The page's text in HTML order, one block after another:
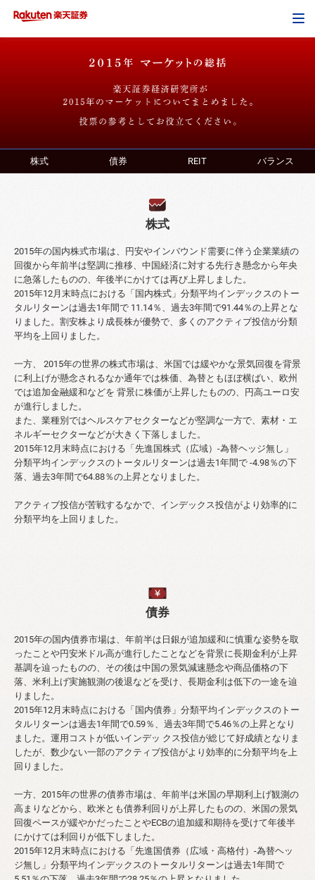
株式 債券 REIT バランス
株式
2015年の国内株式市場は、円安やインバウンド需要に伴う企業業績の
回復から年前半は堅調に推移、中国経済に対する先行き懸念から年央
に急落したものの、年後半にかけては再び上昇しました。
2015年12月末時点における「国内株式」分類平均インデックスのトー
タルリターンは過去1年間で 11.14％、過去3年間で91.44％の上昇とな
りました。割安株より成長株が優勢で、多くのアクティブ投信が分類
平均を上回りました。
一方、 2015年の世界の株式市場は、米国では緩やかな景気回復を背景
に利上げが懸念されるなか通年では株価、為替ともほぼ横ばい、欧州
では追加金融緩和などを 背景に株価が上昇したものの、円高ユーロ安
が進行しました。
また、業種別ではヘルスケアセクターなどが堅調な一方で、素材・エ
ネルギーセクターなどが大きく下落しました。
2015年12月末時点における「先進国株式（広域）-為替ヘッジ無し」
分類平均インデックスのトータルリターンは過去1年間で -4.98％の下
落、過去3年間で64.88％の上昇となりました。
アクティブ投信が苦戦するなかで、インデックス投信がより効率的に
分類平均を上回りました。
債券
2015年の国内債券市場は、年前半は日銀が追加緩和に慎重な姿勢を取
ったことや円安米ドル高が進行したことなどを背景に長期金利が上昇
基調を辿ったものの、その後は中国の景気減速懸念や商品価格の下
落、米利上げ実施観測の後退などを受け、長期金利は低下の一途を辿
りました。
2015年12月末時点における「国内債券」分類平均インデックスのトー
タルリターンは過去1年間で0.59％、過去3年間で5.46％の上昇となり
ました。運用コストが低いインデッ クス投信が総じて好成績となりま
したが、数少ない一部のアクティブ投信がより効率的に分類平均を上
回りました。
一方、2015年の世界の債券市場は、年前半は米国の早期利上げ観測の
高まりなどから、欧米とも債券利回りが上昇したものの、米国の景気
回復ペースが緩やかだったことやECBの追加緩和期待を受けて年後半
にかけては利回りが低下しました。
2015年12月末時点における「先進国債券（広域・高格付）-為替ヘッ
ジ無し」分類平均インデックスのトータルリターンは過去1年間で